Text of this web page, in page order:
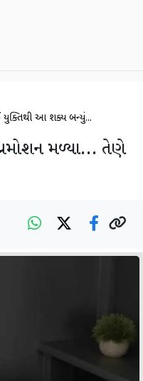
યુક્તિથી આ શક્ય બન્યું...
મળ્યા... તેણે